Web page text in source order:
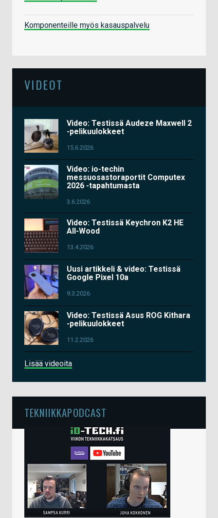
Komponenteille myös kasauspalvelu
VIDEOT
Video: Testissä Audeze Maxwell 2
-pelikuulokkeet
15.6.2026
Video: io-techin
messuosastoraportit Computex
2026 -tapahtumasta
3.6.2026
Video: Testissä Keychron K2 HE
All-Wood
13.4.2026
Uusi artikkeli & video: Testissä
Google Pixel 10a
9.3.2026
Video: Testissä Asus ROG Kithara
-pelikuulokkeet
11.2.2026
Lisää videoita
TEKNIIKKAPODCAST